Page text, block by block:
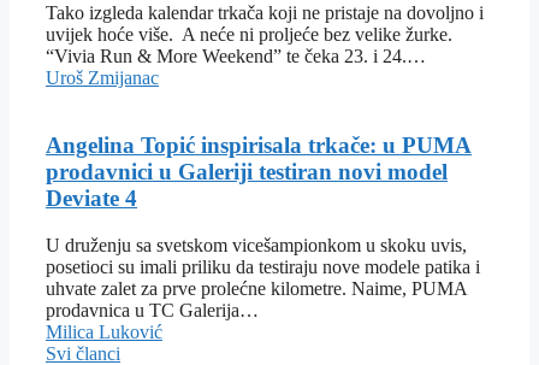
Tako izgleda kalendar trkača koji ne pristaje na dovoljno i
uvijek hoće više. A neće ni proljeće bez velike žurke.
“Vivia Run & More Weekend” te čeka 23. i 24.…
Uroš Zmijanac
Angelina Topić inspirisala trkače: u PUMA
prodavnici u Galeriji testiran novi model
Deviate 4
U druženju sa svetskom vicešampionkom u skoku uvis,
posetioci su imali priliku da testiraju nove modele patika i
uhvate zalet za prve prolećne kilometre. Naime, PUMA
prodavnica u TC Galerija…
Milica Luković
Svi članci